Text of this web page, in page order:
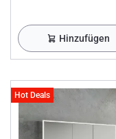
Hinzufügen
Hot Deals